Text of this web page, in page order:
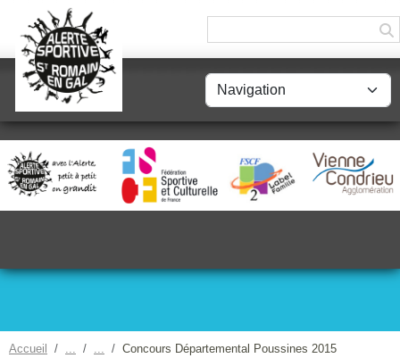
Accueil Concours Départemental Poussines 2015
Panneau de gestion des cookies